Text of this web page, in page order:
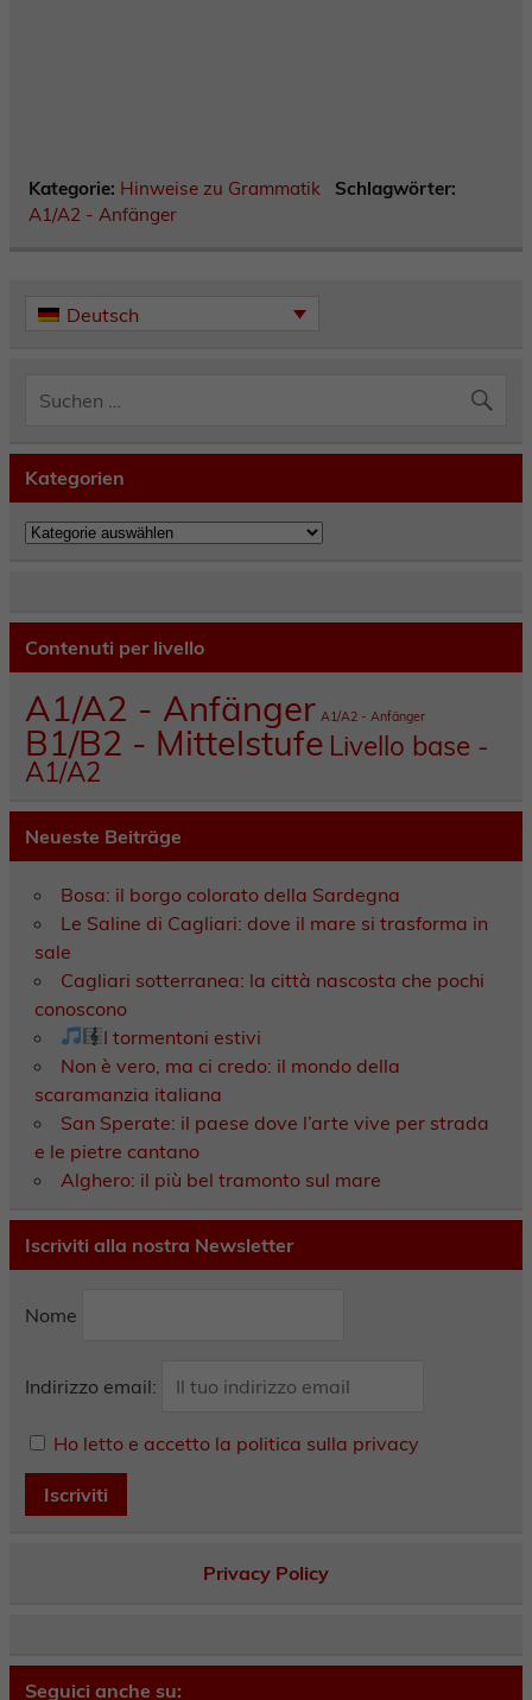
Kategorie: Hinweise zu Grammatik
Schlagwörter:
A1/A2 - Anfänger
Deutsch
Kategorien
Kategorien
Contenuti per livello
A1/A2 - Anfänger A1/A2 - Anfänger
B1/B2 - Mittelstufe Livello base -
A1/A2
Neueste Beiträge
Bosa: il borgo colorato della Sardegna
Le Saline di Cagliari: dove il mare si trasforma in
sale
Cagliari sotterranea: la città nascosta che pochi
conoscono
I tormentoni estivi
Non è vero, ma ci credo: il mondo della
scaramanzia italiana
San Sperate: il paese dove l’arte vive per strada
e le pietre cantano
Alghero: il più bel tramonto sul mare
Iscriviti alla nostra Newsletter
Nome
Indirizzo email:
Ho letto e accetto la politica sulla privacy
Privacy Policy
Seguici anche su: